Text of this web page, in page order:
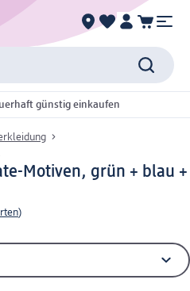
günstig einkaufen
Motiven, grün + blau +
)